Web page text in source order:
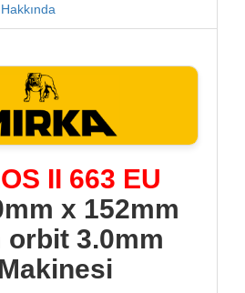
II 663 EU
x 152mm
orbit 3.0mm